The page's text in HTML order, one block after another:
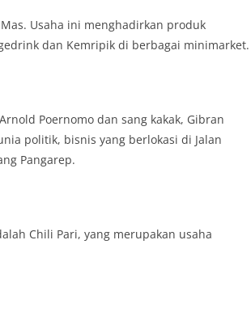
Usaha ini menghadirkan produk
dan Kemripik di berbagai minimarket.
Poernomo dan sang kakak, Gibran
politik, bisnis yang berlokasi di Jalan
Pangarep.
Chili Pari, yang merupakan usaha